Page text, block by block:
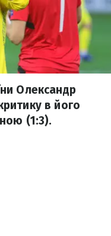
Олександр
в його
(1:3).